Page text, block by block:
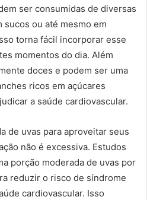
ser consumidas de diversas
sucos ou até mesmo em
torna fácil incorporar esse
momentos do dia. Além
doces e podem ser uma
ricos em açúcares
a saúde cardiovascular.
de uvas para aproveitar seus
não é excessiva. Estudos
porção moderada de uvas por
reduzir o risco de síndrome
cardiovascular. Isso